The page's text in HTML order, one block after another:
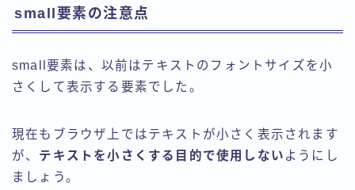
small要素の注意点
small要素は、以前はテキストのフォントサイズを小
さくして表示する要素でした。
現在もブラウザ上ではテキストが小さく表示されます
が、 テキストを小さくする目的で使用しない ようにし
ましょう。